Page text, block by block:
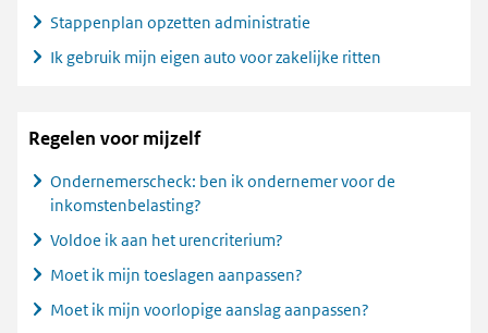
Stappenplan opzetten administratie
Ik gebruik mijn eigen auto voor zakelijke ritten
Regelen voor mijzelf
Ondernemerscheck: ben ik ondernemer voor de
inkomstenbelasting?
Voldoe ik aan het urencriterium?
Moet ik mijn toeslagen aanpassen?
Moet ik mijn voorlopige aanslag aanpassen?